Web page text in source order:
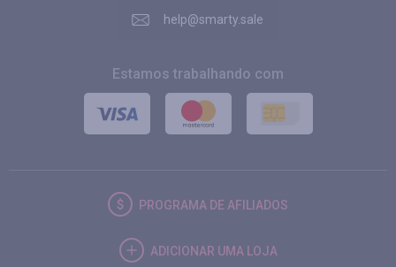
help@smarty.sale
Estamos trabalhando com
PROGRAMA DE AFILIADOS
ADICIONAR UMA LOJA